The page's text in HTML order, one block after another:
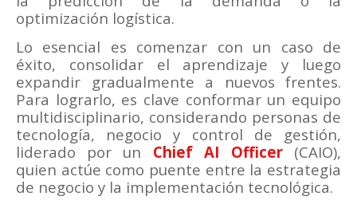
optimización logística.
Lo esencial es comenzar con un caso de
éxito, consolidar el aprendizaje y luego
expandir gradualmente a nuevos frentes.
Para lograrlo, es clave conformar un equipo
multidisciplinario, considerando personas de
tecnología, negocio y control de gestión,
liderado por un Chief AI Officer(CAIO),
quien actúe como puente entre la estrategia
de negocio y la implementación tecnológica.